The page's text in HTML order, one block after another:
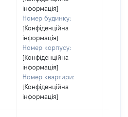
інформація]
Номер будинку:
[Конфіденційна
інформація]
Номер корпусу:
[Конфіденційна
інформація]
Номер квартири:
[Конфіденційна
інформація]